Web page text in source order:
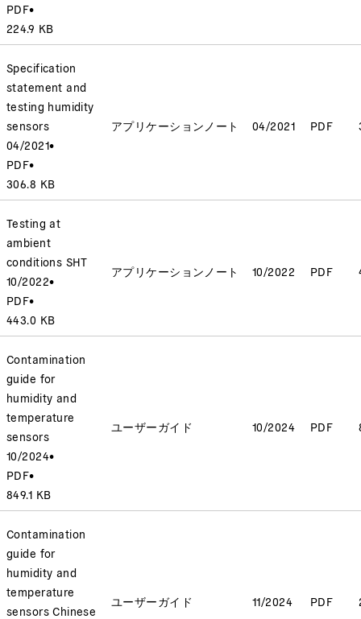
PDF•
224.9 KB
Specification
statement and
testing humidity
sensors
04/2021•
PDF•
306.8 KB
アプリケーションノート 04/2021 PDF
Testing at
ambient
conditions SHT
10/2022•
PDF•
443.0 KB
アプリケーションノート 10/2022 PDF
Contamination
guide for
humidity and
temperature
sensors
10/2024•
PDF•
849.1 KB
ユーザーガイド 10/2024 PDF
Contamination
guide for
humidity and
temperature
sensors Chinese
ユーザーガイド 11/2024 PDF